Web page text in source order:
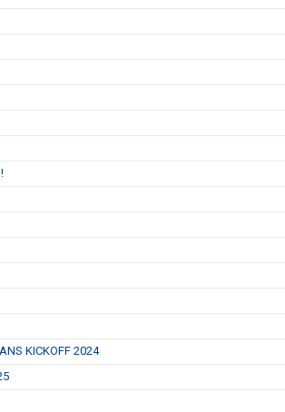
KICKOFF 2024